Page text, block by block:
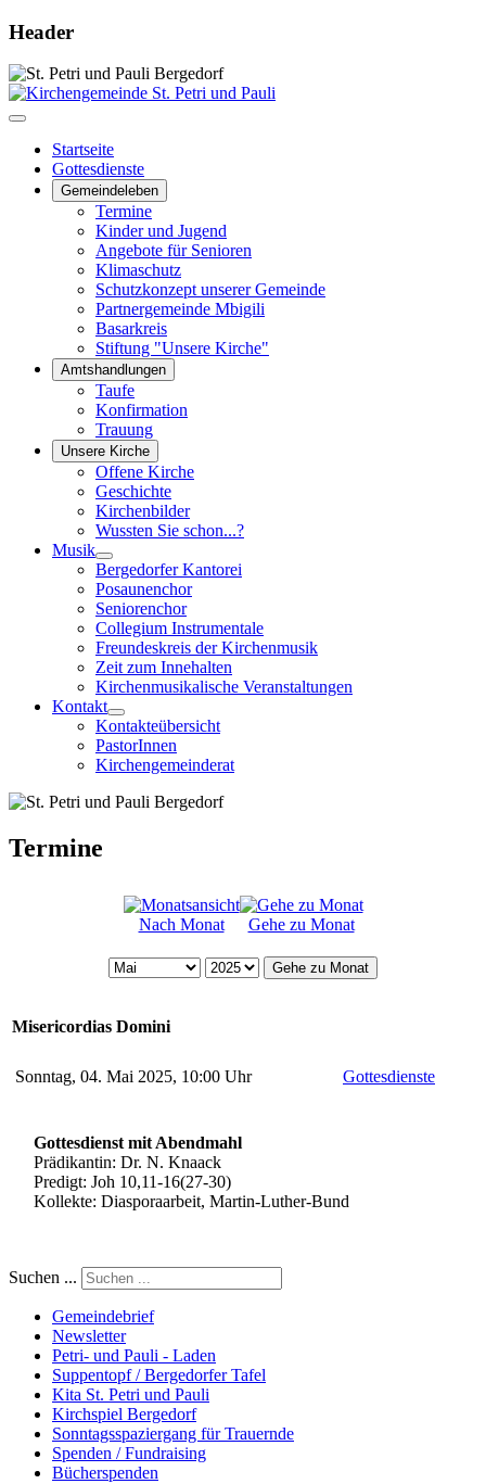
Header
Startseite
Gottesdienste
Gemeindeleben
Termine
Kinder und Jugend
Angebote für Senioren
Klimaschutz
Schutzkonzept unserer Gemeinde
Partnergemeinde Mbigili
Basarkreis
Stiftung "Unsere Kirche"
Amtshandlungen
Taufe
Konfirmation
Trauung
Unsere Kirche
Offene Kirche
Geschichte
Kirchenbilder
Wussten Sie schon...?
Musik
Bergedorfer Kantorei
Posaunenchor
Seniorenchor
Collegium Instrumentale
Freundeskreis der Kirchenmusik
Zeit zum Innehalten
Kirchenmusikalische Veranstaltungen
Kontakt
Kontakteübersicht
PastorInnen
Kirchengemeinderat
Termine
Nach Monat Gehe zu Monat
Gehe zu Monat
Misericordias Domini
Sonntag, 04. Mai 2025, 10:00 Uhr Gottesdienste
Gottesdienst mit Abendmahl
Prädikantin: Dr. N. Knaack
Predigt: Joh 10,11-16(27-30)
Kollekte: Diasporaarbeit, Martin-Luther-Bund
Suchen ...
Gemeindebrief
Newsletter
Petri- und Pauli - Laden
Suppentopf / Bergedorfer Tafel
Kita St. Petri und Pauli
Kirchspiel Bergedorf
Sonntagsspaziergang für Trauernde
Spenden / Fundraising
Bücherspenden